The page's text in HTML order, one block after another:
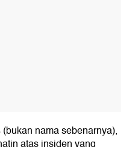
nama sebenarnya),